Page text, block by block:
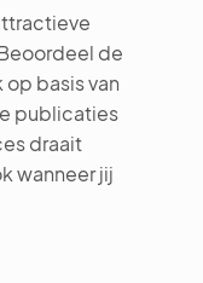
de
basis van
publicaties
draait
wanneer jij